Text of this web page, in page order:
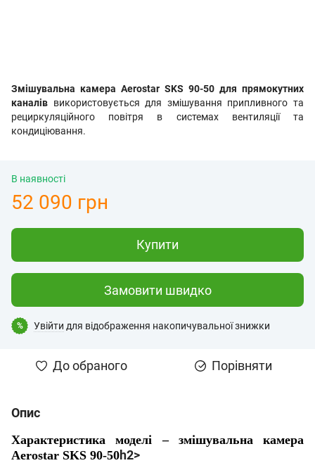
Змішувальна камера Aerostar SKS 90-50 для прямокутних
каналів використовується для змішування припливного та
рециркуляційного повітря в системах вентиляції та
кондиціювання.
В наявності
52 090 грн
Купити
Замовити швидко
% Увійти для відображення накопичувальної знижки
До обраного Порівняти
Опис
Характеристика моделі – змішувальна камера
Aerostar SKS 90-50h2>